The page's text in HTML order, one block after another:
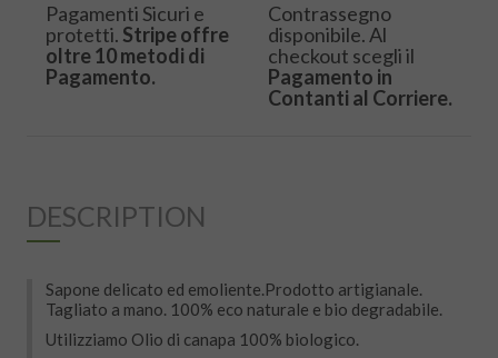
Pagamenti Sicuri e
protetti. Stripe offre
oltre 10 metodi di
Pagamento.
Contrassegno
disponibile. Al
checkout scegli il
Pagamento in
Contanti al Corriere.
DESCRIPTION
Sapone delicato ed emoliente.Prodotto artigianale.
Tagliato a mano. 100% eco naturale e bio degradabile.
Utilizziamo Olio di canapa 100% biologico.